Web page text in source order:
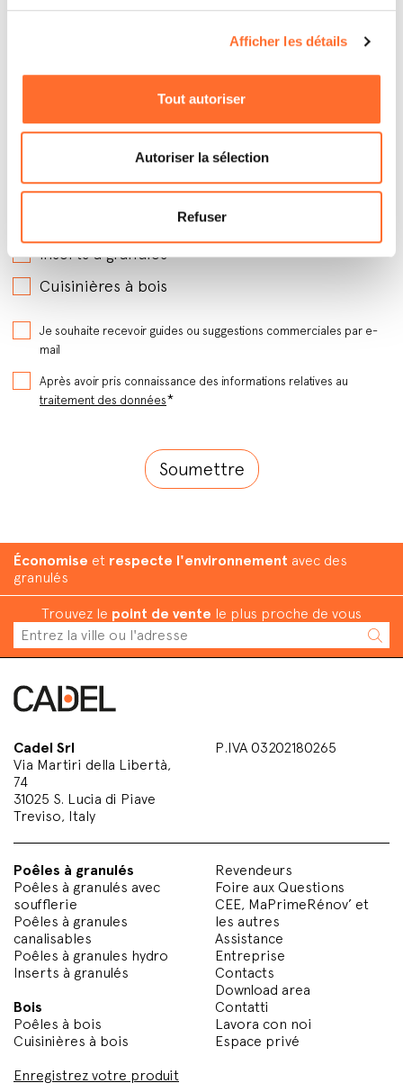
Afficher les détails
Tout autoriser
Autoriser la sélection
Refuser
Par quels produits êtes-vous intéressé ?
Poêles à granules avec soufflerie
Poêles à granules hydro
Poêles à granules canalisables
Inserts à granules
Cuisinières à bois
Je souhaite recevoir guides ou suggestions commerciales par e-
mail
Après avoir pris connaissance des informations relatives au
traitement des données*
Économise et respecte l'environnement avec des
granulés
Trouvez le point de vente le plus proche de vous
Cadel Srl
Via Martiri della Libertà,
74
31025 S. Lucia di Piave
Treviso, Italy
P.IVA 03202180265
Poêles à granulés
Poêles à granulés avec
soufflerie
Poêles à granules
canalisables
Poêles à granules hydro
Inserts à granulés
Bois
Poêles à bois
Cuisinières à bois
Enregistrez votre produit
Revendeurs
Foire aux Questions
CEE, MaPrimeRénov’ et
les autres
Assistance
Entreprise
Contacts
Download area
Contatti
Lavora con noi
Espace privé